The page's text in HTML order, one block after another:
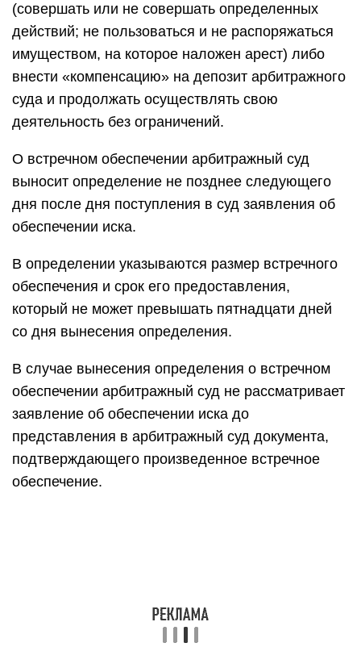
(совершать или не совершать определенных
действий; не пользоваться и не распоряжаться
имуществом, на которое наложен арест) либо
внести «компенсацию» на депозит арбитражного
суда и продолжать осуществлять свою
деятельность без ограничений.
О встречном обеспечении арбитражный суд
выносит определение не позднее следующего
дня после дня поступления в суд заявления об
обеспечении иска.
В определении указываются размер встречного
обеспечения и срок его предоставления,
который не может превышать пятнадцати дней
со дня вынесения определения.
В случае вынесения определения о встречном
обеспечении арбитражный суд не рассматривает
заявление об обеспечении иска до
представления в арбитражный суд документа,
подтверждающего произведенное встречное
обеспечение.